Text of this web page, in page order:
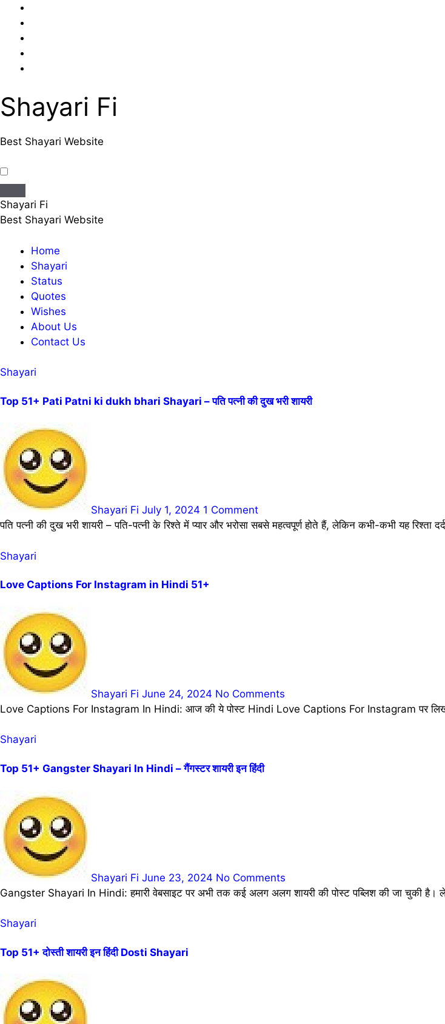
content
Shayari Fi
Best Shayari Website
Shayari Fi
Best Shayari Website
Home
Shayari
Status
Quotes
Wishes
About Us
Contact Us
Shayari
Top 51+ Pati Patni ki dukh bhari Shayari – पति पत्नी की दुख भरी शायरी
Shayari Fi July 1, 2024 1 Comment
पति पत्नी की दुख भरी शायरी – पति-पत्नी के रिश्ते में प्यार और भरोसा सबसे महत्वपूर्ण होते हैं, लेकिन कभी-कभी यह रिश्ता
Shayari
Love Captions For Instagram in Hindi 51+
Shayari Fi June 24, 2024 No Comments
Love Captions For Instagram In Hindi: आज की ये पोस्ट Hindi Love Captions For Instagram पर
Shayari
Top 51+ Gangster Shayari In Hindi – गैंगस्टर शायरी इन हिंदी
Shayari Fi June 23, 2024 No Comments
Gangster Shayari In Hindi: हमारी वेबसाइट पर अभी तक कई अलग अलग शायरी की पोस्ट पब्लिश की जा चुकी
Shayari
Top 51+ दोस्ती शायरी इन हिंदी Dosti Shayari